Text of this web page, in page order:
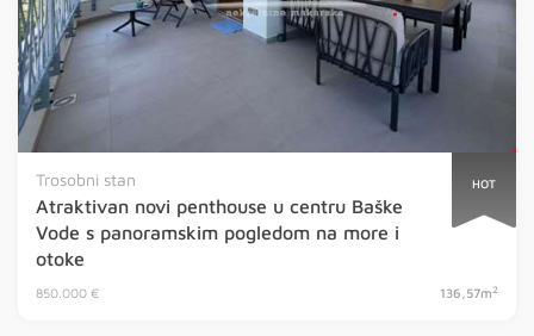
HOT
Trosobni stan
Atraktivan novi penthouse u centru Baške
Vode s panoramskim pogledom na more i
otoke
850.000 € 136,57m 2